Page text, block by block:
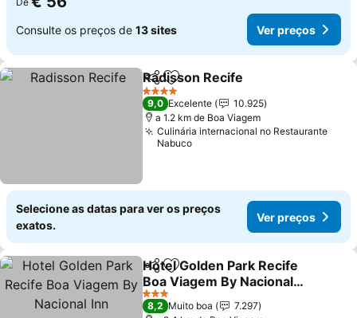
Consulte os preços de 13 sites Ver preços
PartilharAdicionar aos favoritos
Radisson Recife
4 Estrelas
9,0 Excelente
10.925
a 1.2 km de Boa Viagem
Culinária internacional no Restaurante
Nabuco
Selecione as datas para ver os preços
exatos.
Ver preços
PartilharAdicionar aos favoritos
Hotel Golden Park Recife
Boa Viagem By Nacional
Inn
Ver preços
3 Estrelas
8,2 Muito boa
7.297